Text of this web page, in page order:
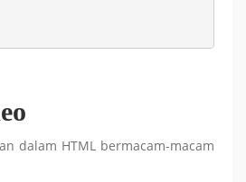
dalam HTML bermacam-macam